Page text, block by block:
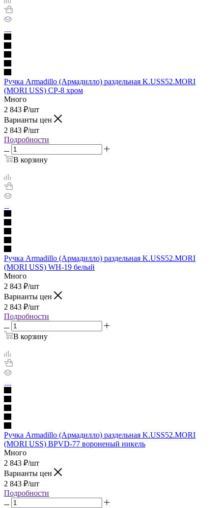
Ручка Armadillo (Армадилло) раздельная K.USS52.MORI
(MORI USS) CP-8 хром
Много
2 843 ₽/шт
Варианты цен
2 843 ₽/шт
Подробности
В корзину
Ручка Armadillo (Армадилло) раздельная K.USS52.MORI
(MORI USS) WH-19 белый
Много
2 843 ₽/шт
Варианты цен
2 843 ₽/шт
Подробности
В корзину
Ручка Armadillo (Армадилло) раздельная K.USS52.MORI
(MORI USS) BPVD-77 вороненый никель
Много
2 843 ₽/шт
Варианты цен
2 843 ₽/шт
Подробности